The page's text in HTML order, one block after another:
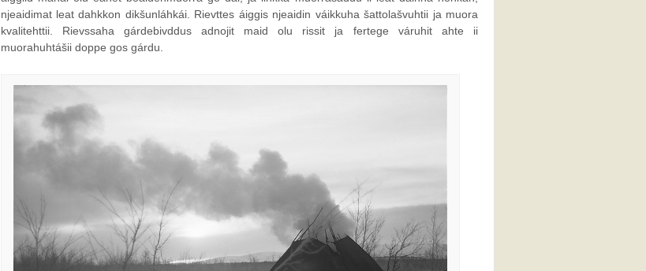
njeaidimat leat dahkkon dikšunláhkái. Rievttes áiggis njeaidin váikkuha šattolašvuhtii ja muora
kvalitehttii. Rievssaha gárdebivddus adnojit maid olu rissit ja fertege váruhit ahte ii
muorahuhtášii doppe gos gárdu.